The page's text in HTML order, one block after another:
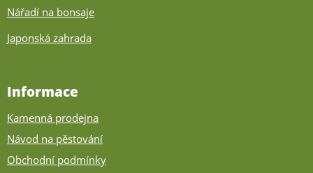
Nářadí na bonsaje
Japonská zahrada
Informace
Kamenná prodejna
Návod na pěstování
Obchodní podmínky